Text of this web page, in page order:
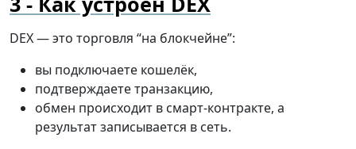
DEX — это торговля “на блокчейне”:
вы подключаете кошелёк,
подтверждаете транзакцию,
обмен происходит в смарт-контракте, а
результат записывается в сеть.